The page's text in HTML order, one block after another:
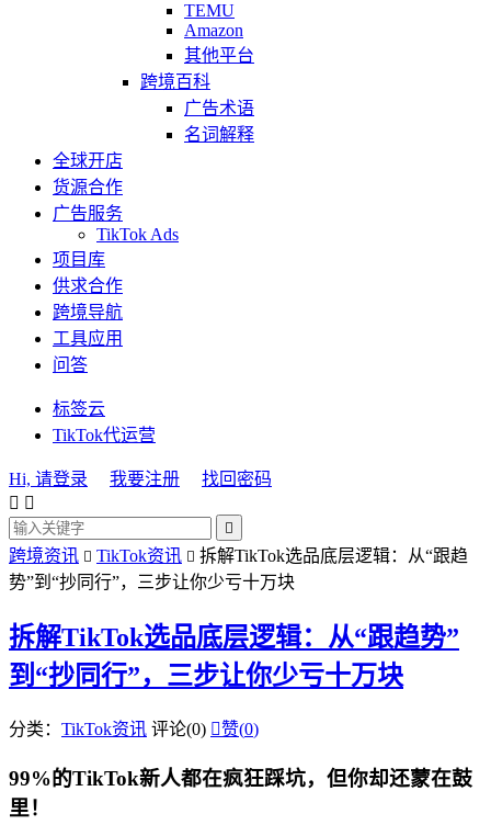
TEMU
Amazon
其他平台
跨境百科
广告术语
名词解释
全球开店
货源合作
广告服务
TikTok Ads
项目库
供求合作
跨境导航
工具应用
问答
标签云
TikTok代运营
Hi, 请登录 我要注册
找回密码
 

跨境资讯  TikTok资讯  拆解TikTok选品底层逻辑：从“跟趋
势”到“抄同行”，三步让你少亏十万块
拆解TikTok选品底层逻辑：从“跟趋势”
到“抄同行”，三步让你少亏十万块
分类： TikTok资讯 评论(0) 赞(0)
99%的TikTok新人都在疯狂踩坑，但你却还蒙在鼓
里！